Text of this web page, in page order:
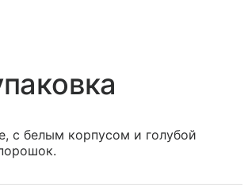
с белым корпусом и голубой